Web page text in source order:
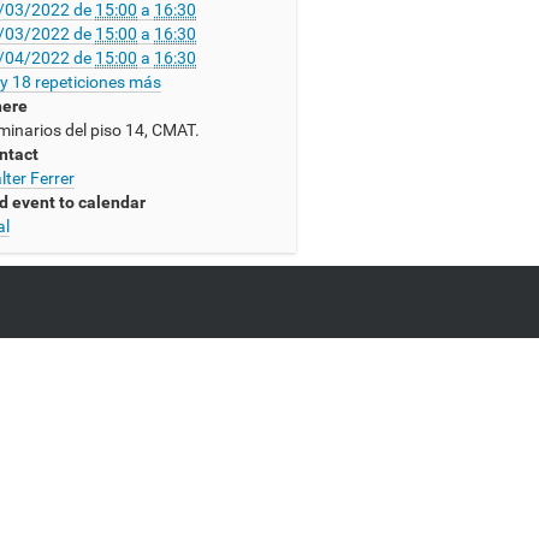
03/2022 de 15:00 a 16:30
03/2022 de 15:00 a 16:30
04/2022 de 15:00 a 16:30
18 repeticiones más
del piso 14, CMAT.
Ferrer
event to calendar